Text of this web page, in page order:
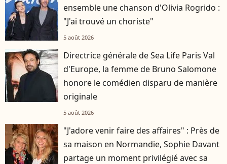
ensemble une chanson d'Olivia Rogrido :
"J'ai trouvé un choriste"
5 août 2026
Directrice générale de Sea Life Paris Val
d'Europe, la femme de Bruno Salomone
honore le comédien disparu de manière
originale
5 août 2026
"J'adore venir faire des affaires" : Près de
sa maison en Normandie, Sophie Davant
partage un moment privilégié avec sa